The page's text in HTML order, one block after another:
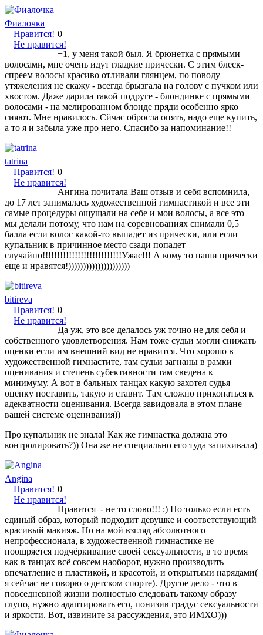
Фиалочка
Нравится!
Не нравится!
0
+1, у меня такой был. Я брюнетка с прямыми
волосами, мне очень идут гладкие прически. С этим блеск-
спреем волосы красиво отливали глянцем, по поводу
утяжеления не скажу - всегда брызгала на голову с пучком или
хвостом. Даже дарила такой подруге - блондинке с прямыми
волосами - на мелированном блонде пряди особенно ярко
сияют. Мне нравилось. Сйчас обросла опять, надо еще купить,
а то я и забыла уже про него. Спасибо за напоминание!!
tatrina
Нравится!
Не нравится!
0
Ангина почитала Ваш отзыв и себя вспомнила,
до 17 лет занималась художественной гимнастикой и все эти
самые процедуры ощущали на себе и мои волосы, а все это
мы делали потому, что нам на соревнованиях снимали 0,5
балла если волос какой-то выпадет из прически, или если
купальник в причинное место сзади попадет
случайно!!!!!!!!!!!!!!!!!!!!!!!!!!!Ужас!!! А кому то наши прически
еще и нравятся!)))))))))))))))))))))
bitireva
Нравится!
Не нравится!
0
Да уж, это все делалось уж точно не для себя и
собственного удовлетворения. Нам тоже судьи могли снижать
оценки если им внешний вид не нравится. Что хорошо в
художественной гимнастите, там судьи загнаны в рамки
оценивания и степень субективности там сведена к
минимуму. А вот в бальных танцах какую захотел судья
оценку поставить, такую и ставит. Там сложно прикопаться к
адекватности оценивания. Всегда завидовала в этом плане
вашей системе оценивания))
Про купальник не знала! Как же гимнастка должна это
контролировать?)) Она же не специально его туда запихивала)
Angina
Нравится!
Не нравится!
0
Нравится - не то слово!!! :) Но только если есть
единый образ, который подходит девушке и соответствующий
красивый макияж. Но на мой взгляд абсолютного
непрофессионала, в художественной гимнастике не
поощряется подчёркивание своей сексуальности, в то время
как в танцах всё совсем наоборот, нужно производить
впечатление и пластикой, и красотой, и открытыми нарядами(
я сейчас не говорю о детском спорте). Другое дело - что в
повседневной жизни полностью следовать такому образу
глупо, нужно адаптировать его, понизив градус сексуальности
и яркости. Вот, извините за рассуждения, это ИМХО)))